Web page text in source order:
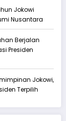
Jokowi
Nusantara
Berjalan
Presiden
Jokowi,
Terpilih